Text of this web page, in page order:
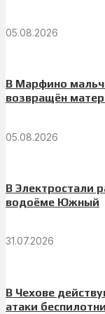
05.08.2026
В Марфино
возвращён
05.08.2026
В Электростали
водоёме Южный
31.07.2026
В Чехове
атаки